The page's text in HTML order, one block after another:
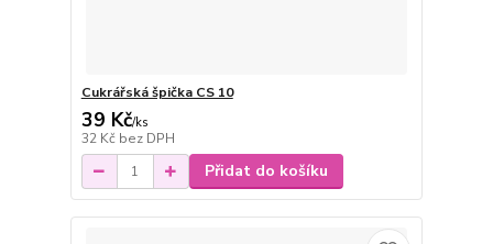
Cukrářská špička CS 10
39 Kč/ks
32 Kč bez DPH
Přidat do košíku